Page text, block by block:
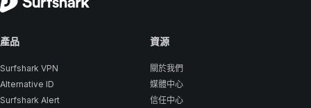
產品
Surfshark VPN
Alternative ID
Surfshark Alert
資源
關於我們
媒體中心
信任中心